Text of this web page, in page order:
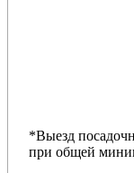
*Выезд
при общей